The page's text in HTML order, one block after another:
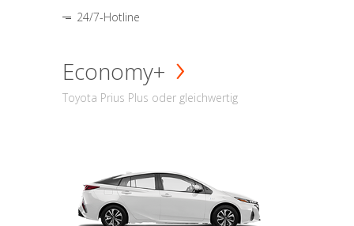
24/7-Hotline
Economy+
Toyota Prius Plus oder gleichwertig